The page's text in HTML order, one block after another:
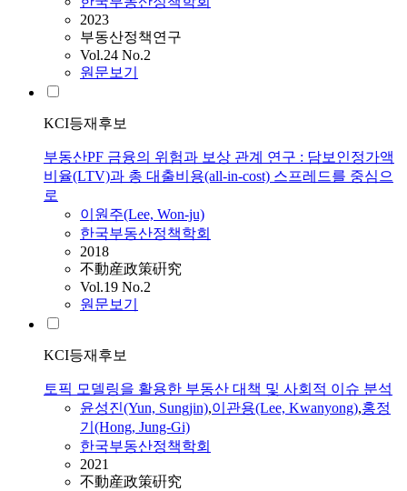
2023
부동산정책연구
Vol.24 No.2
원문보기
KCI등재후보
부동산PF 금융의 위험과 보상 관계 연구 : 담보인정가액
비율(LTV)과 총 대출비용(all-in-cost) 스프레드를 중심으
로
이원주(Lee, Won-ju)
한국부동산정책학회
2018
不動産政策硏究
Vol.19 No.2
원문보기
KCI등재후보
토픽 모델링을 활용한 부동산 대책 및 사회적 이슈 분석
윤성진(Yun, Sungjin),이관용(Lee, Kwanyong),홍정
기(Hong, Jung-Gi)
한국부동산정책학회
2021
不動産政策硏究